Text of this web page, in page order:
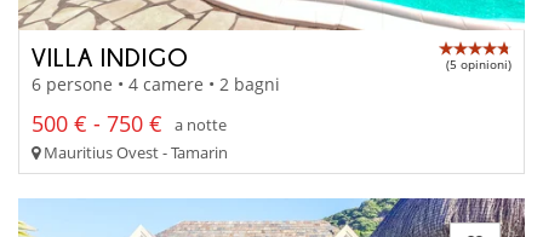
VILLA INDIGO (5 opinioni)
6 persone • 4 camere • 2 bagni
500 € - 750 €
a notte
Mauritius Ovest - Tamarin